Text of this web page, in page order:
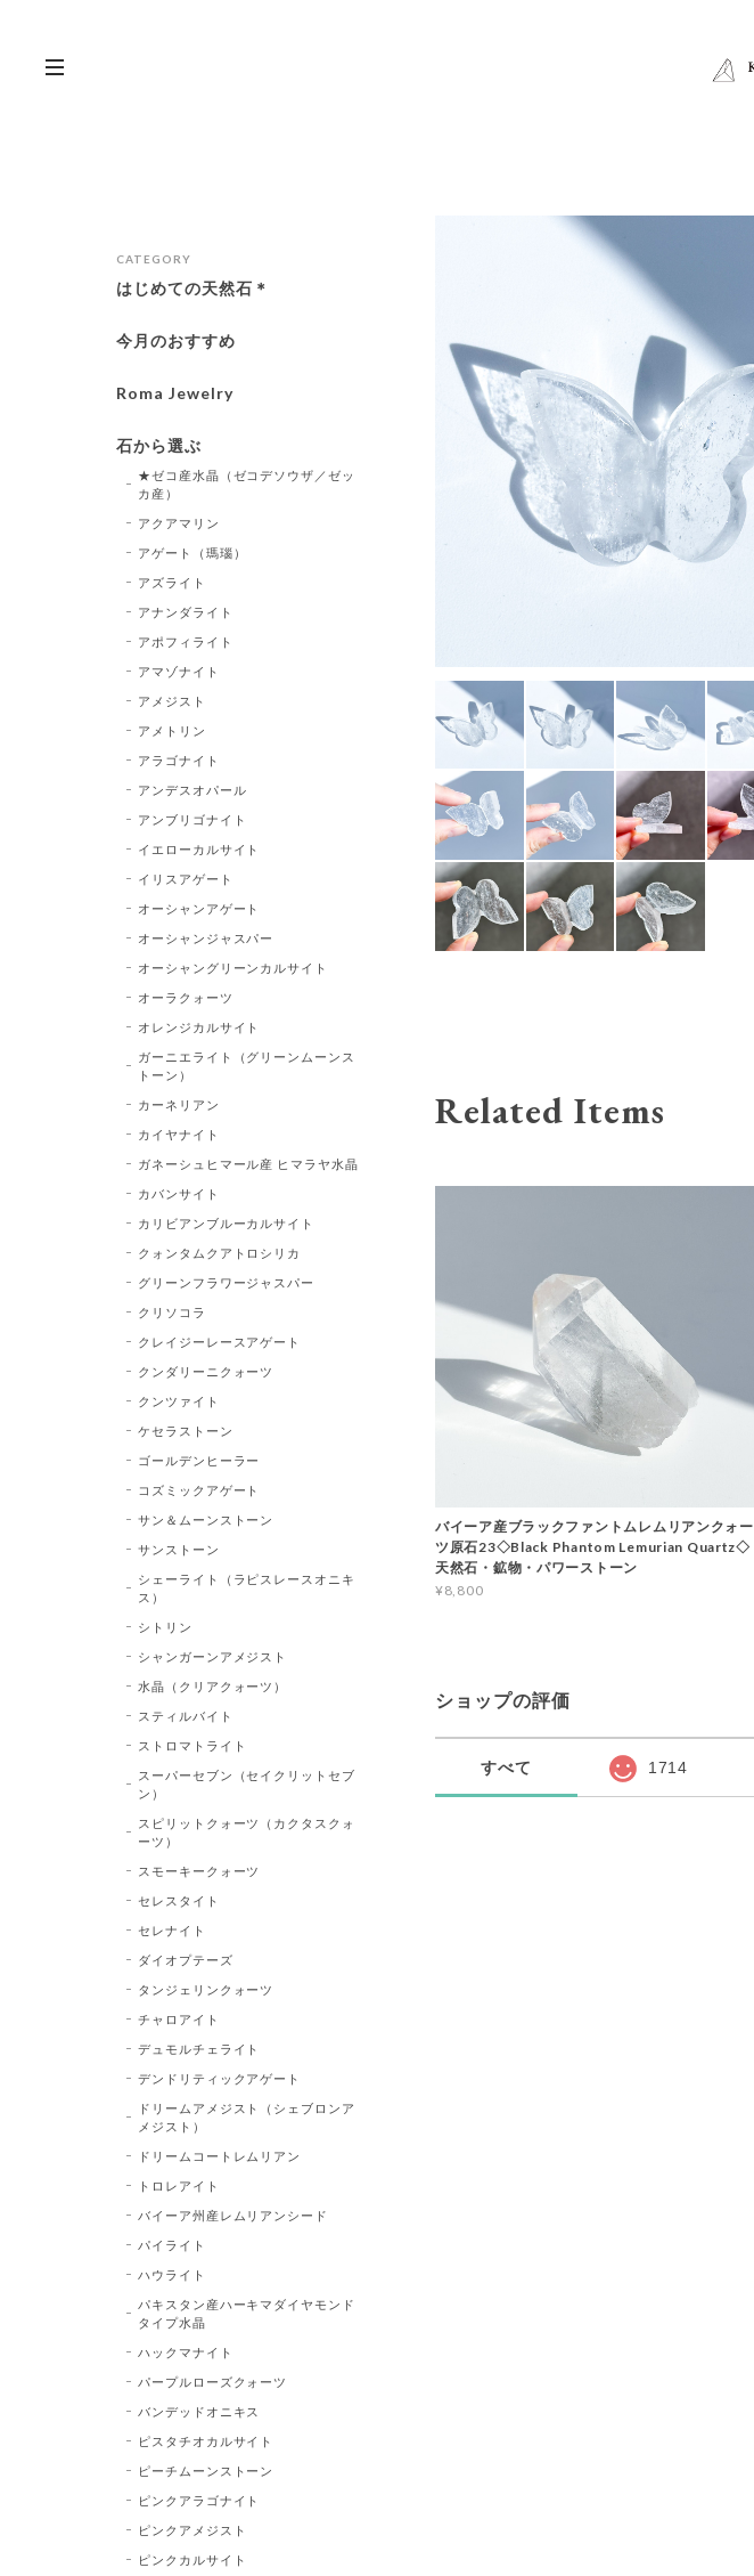
Related Items
バイーア産ブラックファントムレムリアンクォー
ツ原石23◇Black Phantom Lemurian Quartz◇
天然石・鉱物・パワーストーン
¥8,800
ショップの評価
すべて 1714
CATEGORY
はじめての天然石＊
今月のおすすめ
Roma Jewelry
石から選ぶ
★ゼコ産水晶（ゼコデソウザ／ゼッ
カ産）
アクアマリン
アゲート（瑪瑙）
アズライト
アナンダライト
アポフィライト
アマゾナイト
アメジスト
アメトリン
アラゴナイト
アンデスオパール
アンブリゴナイト
イエローカルサイト
イリスアゲート
オーシャンアゲート
オーシャンジャスパー
オーシャングリーンカルサイト
オーラクォーツ
オレンジカルサイト
ガーニエライト（グリーンムーンス
トーン）
カーネリアン
カイヤナイト
ガネーシュヒマール産 ヒマラヤ水晶
カバンサイト
カリビアンブルーカルサイト
クォンタムクアトロシリカ
グリーンフラワージャスパー
クリソコラ
クレイジーレースアゲート
クンダリーニクォーツ
クンツァイト
ケセラストーン
ゴールデンヒーラー
コズミックアゲート
サン＆ムーンストーン
サンストーン
シェーライト（ラピスレースオニキ
ス）
シトリン
シャンガーンアメジスト
水晶（クリアクォーツ）
スティルバイト
ストロマトライト
スーパーセブン（セイクリットセブ
ン）
スピリットクォーツ（カクタスクォ
ーツ）
スモーキークォーツ
セレスタイト
セレナイト
ダイオプテーズ
タンジェリンクォーツ
チャロアイト
デュモルチェライト
デンドリティックアゲート
ドリームアメジスト（シェブロンア
メジスト）
ドリームコートレムリアン
トロレアイト
バイーア州産レムリアンシード
パイライト
ハウライト
パキスタン産ハーキマダイヤモンド
タイプ水晶
ハックマナイト
パープルローズクォーツ
バンデッドオニキス
ピスタチオカルサイト
ピーチムーンストーン
ピンクアラゴナイト
ピンクアメジスト
ピンクカルサイト